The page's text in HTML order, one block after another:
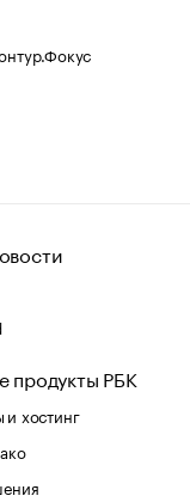
продукты РБК
хостинг